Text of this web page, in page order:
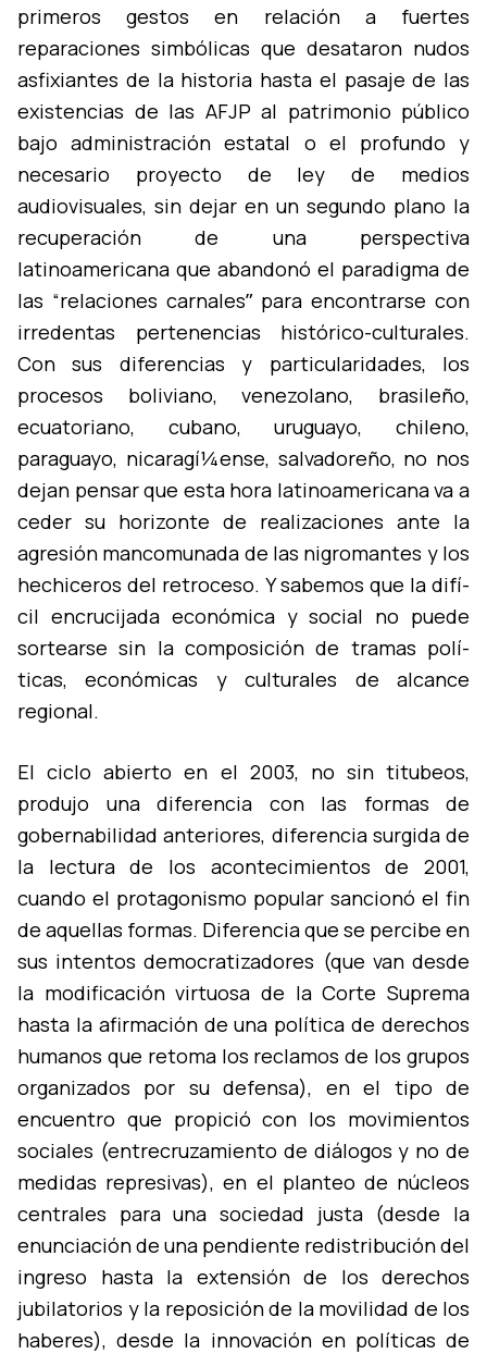
primeros gestos en relación a fuertes
reparaciones simbólicas que desataron nudos
asfixiantes de la historia hasta el pasaje de las
existencias de las AFJP al patrimonio público
bajo administración estatal o el profundo y
necesario proyecto de ley de medios
audiovisuales, sin dejar en un segundo plano la
recuperación de una perspectiva
latinoamericana que abandonó el paradigma de
las “relaciones carnalesˮ para encontrarse con
irredentas pertenencias histórico-culturales.
Con sus diferencias y particularidades, los
procesos boliviano, venezolano, brasileño,
ecuatoriano, cubano, uruguayo, chileno,
paraguayo, nicaragí¼ense, salvadoreño, no nos
dejan pensar que esta hora latinoamericana va a
ceder su horizonte de realizaciones ante la
agresión mancomunada de las nigromantes y los
hechiceros del retroceso. Y sabemos que la difí­
cil encrucijada económica y social no puede
sortearse sin la composición de tramas polí­
ticas, económicas y culturales de alcance
regional.
El ciclo abierto en el 2003, no sin titubeos,
produjo una diferencia con las formas de
gobernabilidad anteriores, diferencia surgida de
la lectura de los acontecimientos de 2001,
cuando el protagonismo popular sancionó el fin
de aquellas formas. Diferencia que se percibe en
sus intentos democratizadores (que van desde
la modificación virtuosa de la Corte Suprema
hasta la afirmación de una polí­tica de derechos
humanos que retoma los reclamos de los grupos
organizados por su defensa), en el tipo de
encuentro que propició con los movimientos
sociales (entrecruzamiento de diálogos y no de
medidas represivas), en el planteo de núcleos
centrales para una sociedad justa (desde la
enunciación de una pendiente redistribución del
ingreso hasta la extensión de los derechos
jubilatorios y la reposición de la movilidad de los
haberes), desde la innovación en polí­ticas de